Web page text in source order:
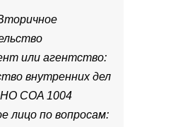
или агентство:
внутренних дел
COA 1004
лицо по вопросам: